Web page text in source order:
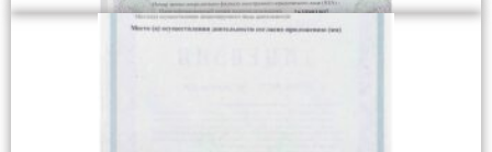
Лицензия на осуществление медицинской деятельности